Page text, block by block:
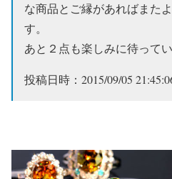
な商品とご縁があればまた
す。
あと２点も楽しみに待ってい
投稿日時：2015/09/05